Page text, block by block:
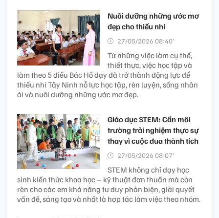
Nuôi dưỡng những ước mơ
đẹp cho thiếu nhi
27/05/2026 08:40’
Từ những việc làm cụ thể,
thiết thực, việc học tập và
làm theo 5 điều Bác Hồ dạy đã trở thành động lực để
thiếu nhi Tây Ninh nỗ lực học tập, rèn luyện, sống nhân
ái và nuôi dưỡng những ước mơ đẹp.
Giáo dục STEM: Cần môi
trường trải nghiệm thực sự
thay vì cuộc đua thành tích
27/05/2026 08:07’
STEM không chỉ dạy học
sinh kiến thức khoa học – kỹ thuật đơn thuần mà còn
rèn cho các em khả năng tư duy phản biện, giải quyết
vấn đề, sáng tạo và nhất là hợp tác làm việc theo nhóm.